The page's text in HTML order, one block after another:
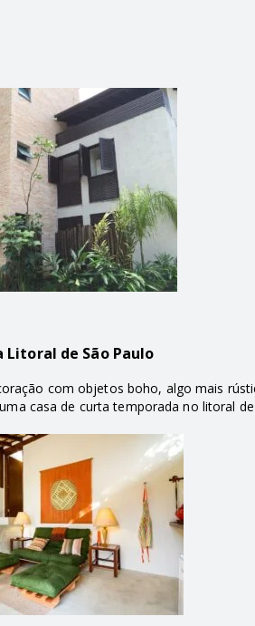
Litoral de São Paulo
com objetos boho, algo mais
uma casa de curta temporada no litoral de